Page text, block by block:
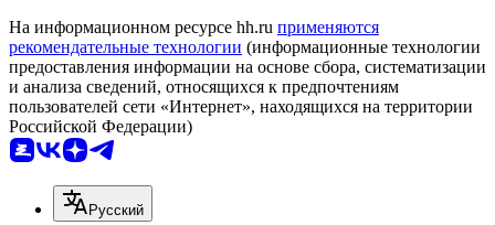
На информационном ресурсе hh.ru применяются
рекомендательные технологии (информационные технологии
предоставления информации на основе сбора, систематизации
и анализа сведений, относящихся к предпочтениям
пользователей сети «Интернет», находящихся на территории
Российской Федерации)
Русский